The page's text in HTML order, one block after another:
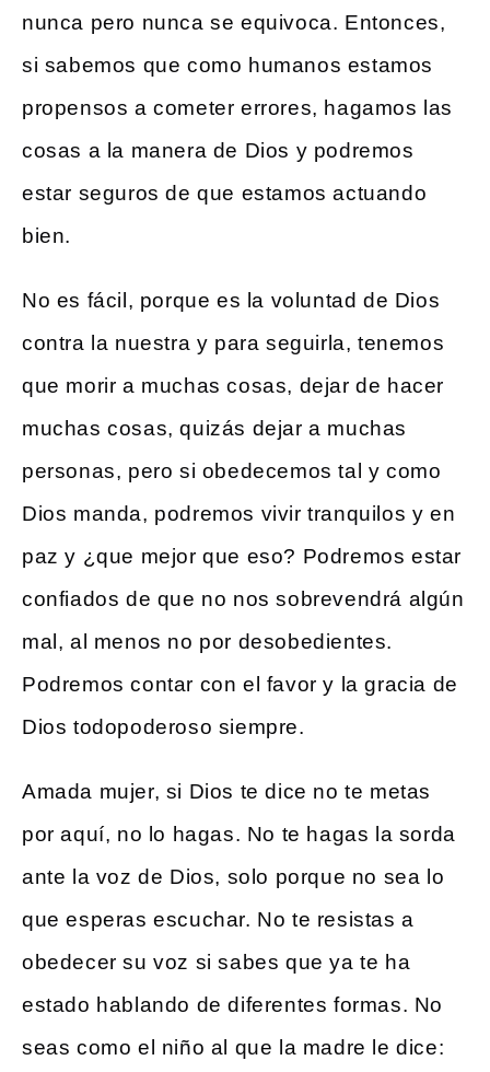
nunca pero nunca se equivoca. Entonces,
si sabemos que como humanos estamos
propensos a cometer errores, hagamos las
cosas a la manera de Dios y podremos
estar seguros de que estamos actuando
bien.
No es fácil, porque es la voluntad de Dios
contra la nuestra y para seguirla, tenemos
que morir a muchas cosas, dejar de hacer
muchas cosas, quizás dejar a muchas
personas, pero si obedecemos tal y como
Dios manda, podremos vivir tranquilos y en
paz y ¿que mejor que eso? Podremos estar
confiados de que no nos sobrevendrá algún
mal, al menos no por desobedientes.
Podremos contar con el favor y la gracia de
Dios todopoderoso siempre.
Amada mujer, si Dios te dice no te metas
por aquí, no lo hagas. No te hagas la sorda
ante la voz de Dios, solo porque no sea lo
que esperas escuchar. No te resistas a
obedecer su voz si sabes que ya te ha
estado hablando de diferentes formas. No
seas como el niño al que la madre le dice: